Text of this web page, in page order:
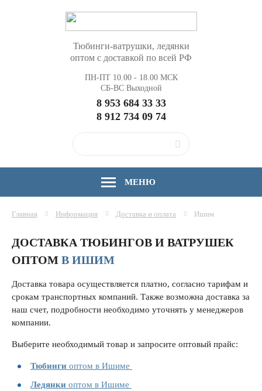
Тюбинги-ватрушки, ледянки
оптом с доставкой по всей РФ
ПН-ПТ 10.00 - 18.00 МСК
СБ-ВС Выходной
8 953 684 33 33
8 912 734 09 74
МЕНЮ
Главная Информация Доставка и оплата Ишим
ДОСТАВКА ТЮБИНГОВ И ВАТРУШЕК
ОПТОМ В ИШИМ
Доставка товара осуществляется платно, согласно тарифам и
срокам транспортных компаний. Также возможна доставка за
наш счет, подробности необходимо уточнять у менеджеров
компании.
Выберите необходимый товар и запросите оптовый прайс:
Тюбинги оптом в Ишиме
Ледянки оптом в Ишиме